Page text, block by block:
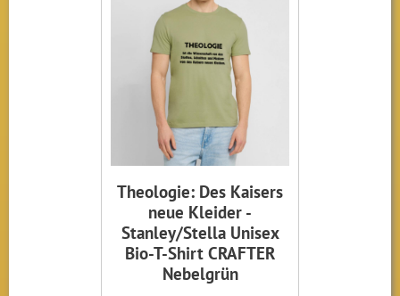
Theologie: Des Kaisers
neue Kleider -
Stanley/Stella Unisex
Bio-T-Shirt CRAFTER
Nebelgrün